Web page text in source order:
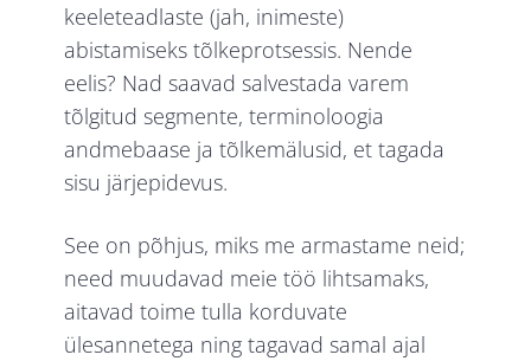
keeleteadlaste (jah, inimeste)
abistamiseks tõlkeprotsessis. Nende
eelis? Nad saavad salvestada varem
tõlgitud segmente, terminoloogia
andmebaase ja tõlkemälusid, et tagada
sisu järjepidevus.
See on põhjus, miks me armastame neid;
need muudavad meie töö lihtsamaks,
aitavad toime tulla korduvate
ülesannetega ning tagavad samal ajal